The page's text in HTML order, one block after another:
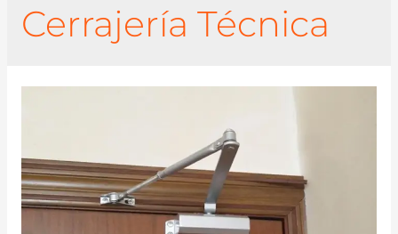
Cerrajería Técnica